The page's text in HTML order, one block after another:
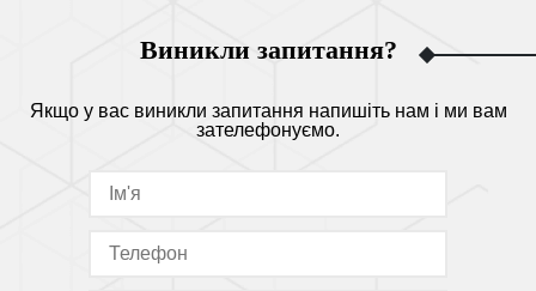
Виникли запитання?
Якщо у вас виникли запитання напишіть нам і ми вам
зателефонуємо.